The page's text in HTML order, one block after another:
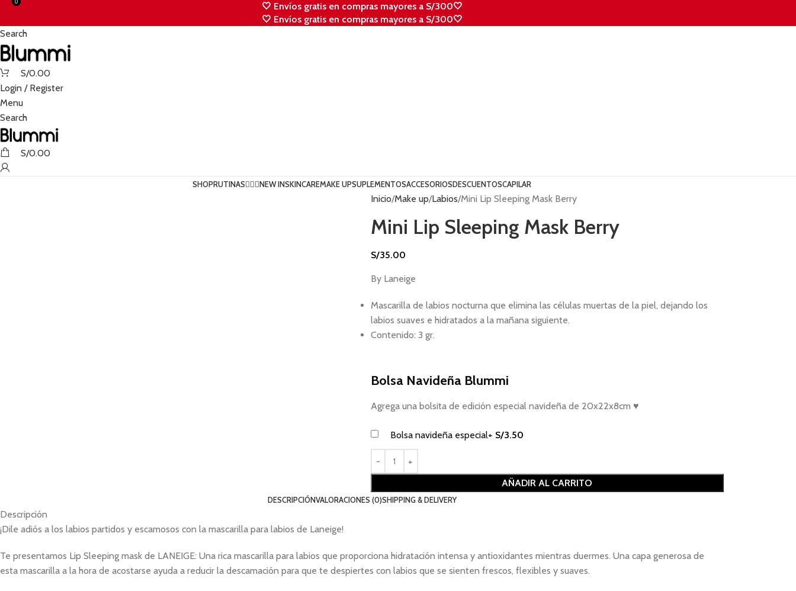
🤍 Envíos gratis en compras mayores a S/300🤍
🤍 Envíos gratis en compras mayores a S/300🤍
Search
0
S/0.00
Login / Register
Menu
Search
0
S/0.00
SHOPRUTINAS💆🏻‍♀️NEW INSKINCAREMAKE UPSUPLEMENTOSACCESORIOSDESCUENTOSCAPILAR
Inicio Make up Labios Mini Lip Sleeping Mask Berry
Mini Lip Sleeping Mask Berry
S/35.00
By Laneige
Mascarilla de labios nocturna que elimina las células muertas de la piel, dejando los
labios suaves e hidratados a la mañana siguiente.
Contenido: 3 gr.
Bolsa Navideña Blummi
Agrega una bolsita de edición especial navideña de 20x22x8cm ♥
Bolsa navideña especial+ S/3.50
AÑADIR AL CARRITO
DESCRIPCIÓNVALORACIONES (0)SHIPPING & DELIVERY
Descripción
¡Dile adiós a los labios partidos y escamosos con la mascarilla para labios de Laneige!
Te presentamos Lip Sleeping mask de LANEIGE: Una rica mascarilla para labios que proporciona hidratación intensa y antioxidantes mientras duermes. Una capa generosa de
esta mascarilla a la hora de acostarse ayuda a reducir la descamación para que te despiertes con labios que se sienten frescos, flexibles y suaves.